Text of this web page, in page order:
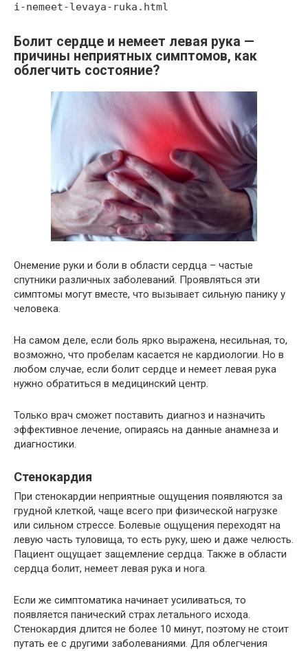
i-nemeet-levaya-ruka.html
Болит сердце и немеет левая рука —
причины неприятных симптомов, как
облегчить состояние?
Онемение руки и боли в области сердца – частые
спутники различных заболеваний. Проявляться эти
симптомы могут вместе, что вызывает сильную панику у
человека.
На самом деле, если боль ярко выражена, несильная, то,
возможно, что пробелам касается не кардиологии. Но в
любом случае, если болит сердце и немеет левая рука
нужно обратиться в медицинский центр.
Только врач сможет поставить диагноз и назначить
эффективное лечение, опираясь на данные анамнеза и
диагностики.
Стенокардия
При стенокардии неприятные ощущения появляются за
грудной клеткой, чаще всего при физической нагрузке
или сильном стрессе. Болевые ощущения переходят на
левую часть туловища, то есть руку, шею и даже челюсть.
Пациент ощущает защемление сердца. Также в области
сердца болит, немеет левая рука и нога.
Если же симптоматика начинает усиливаться, то
появляется панический страх летального исхода.
Стенокардия длится не более 10 минут, поэтому не стоит
путать ее с другими заболеваниями. Для облегчения